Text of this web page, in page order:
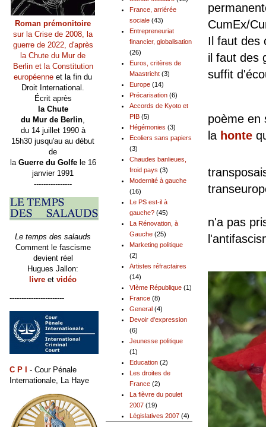
CumEx/
Il faut des
il faut des
suffit
poème en
la honte
n'a pas
France, arriérée
sociale (43)
Entrepreneuriat
financier, globalisation
(26)
Euros, critères de
Maastricht (3)
Europe (14)
Précarisation (6)
Accords de Kyoto et
PIB (5)
Hégémonies (3)
Ecoliers sans papiers
(3)
Chaudes banlieues,
froid pays (3)
Modernité à gauche
(16)
Le PS est-il à
gauche? (45)
La Rénovation, à
Gauche (25)
Marketing politique
(2)
Artistes réfractaires
(14)
VIème République (1)
France (8)
General (4)
Devoir d'expression
(6)
Jeunesse politique
(1)
Education (2)
Les droites de
France (2)
La fièvre du poulet
2007 (19)
Législatives 2007 (4)
Roman prémonitoire
sur la Crise de 2008, la
guerre de 2022, d'après
la Chute du Mur de
Berlin et la Constitution
européenne et la fin du
Droit International.
Écrit après
la Chute
du Mur de Berlin,
du 14 juillet 1990 à
15h30 jusqu'au au début
de
la Guerre du Golfele 16
janvier 1991
----------------
Le temps des salauds
Comment le fascisme
devient réel
Hugues Jallon:
livre et vidéo
-----------------------
C P I
- Cour Pénale
Internationale, La Haye